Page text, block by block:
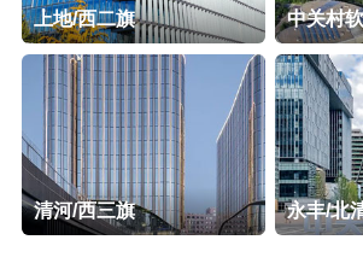
上地/西二旗 中关村
清河/西三旗 永丰/北